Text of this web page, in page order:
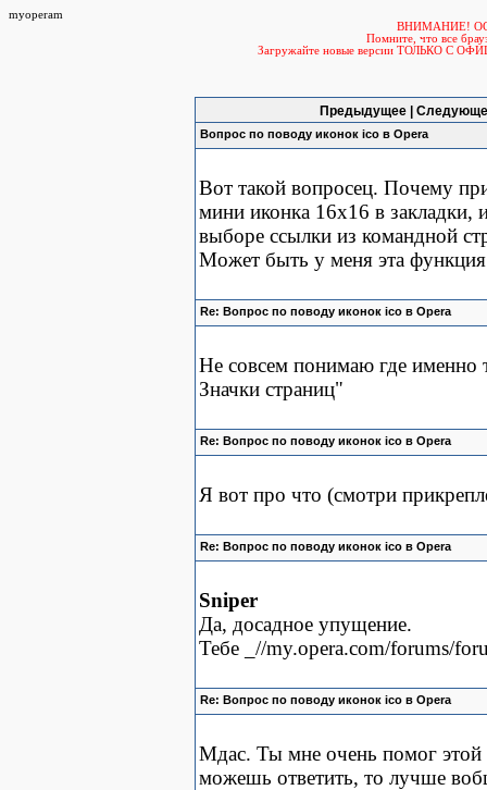
myoperam
ВНИМАНИЕ!
Помните, что все
Загружайте новые версии ТОЛЬКО С
Предыдущее |
Вопрос по поводу иконок ico в Opera
Вот такой вопросец. Почему
мини иконка 16х16 в закладки,
выборе ссылки из командной
Может быть у меня эта
Re: Вопрос по поводу иконок ico в Opera
Не совсем понимаю где
Значки страниц"
Re: Вопрос по поводу иконок ico в Opera
Я вот про что (смотри
Re: Вопрос по поводу иконок ico в Opera
Sniper
Да, досадное упущение.
Тебе _//my.opera.com/forums/
Re: Вопрос по поводу иконок ico в Opera
Мдас. Ты мне очень помог этой
можешь ответить, то лучше